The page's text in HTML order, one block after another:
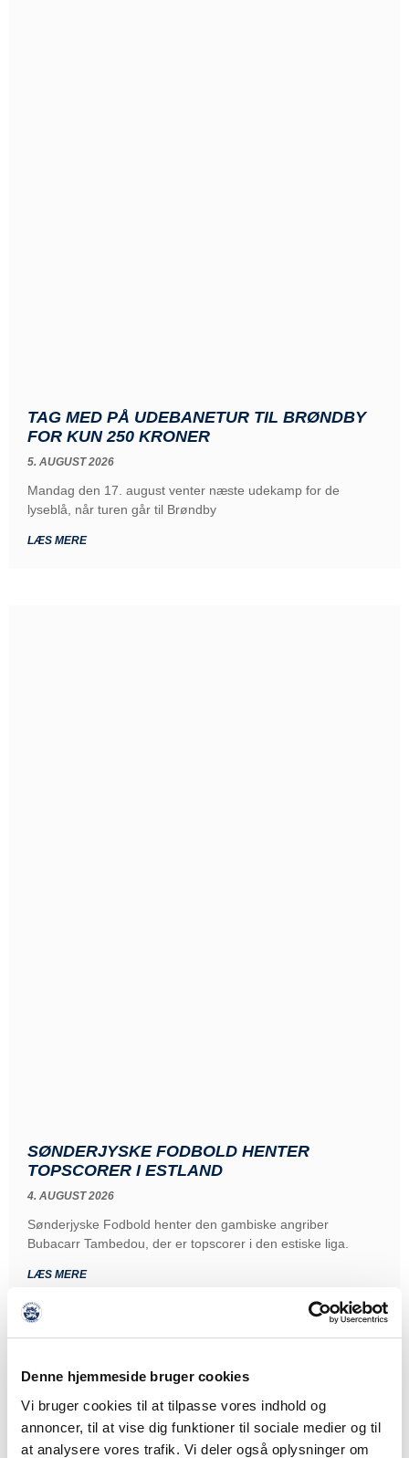
Denne hjemmeside bruger cookies
Vi bruger cookies til at tilpasse vores indhold og
annoncer, til at vise dig funktioner til sociale medier og til
at analysere vores trafik. Vi deler også oplysninger om
TAG MED PÅ UDEBANETUR TIL BRØNDBY
FOR KUN 250 KRONER
5. AUGUST 2026
Mandag den 17. august venter næste udekamp for de
lyseblå, når turen går til Brøndby
LÆS MERE
SØNDERJYSKE FODBOLD HENTER
TOPSCORER I ESTLAND
4. AUGUST 2026
Sønderjyske Fodbold henter den gambiske angriber
Bubacarr Tambedou, der er topscorer i den estiske liga.
LÆS MERE